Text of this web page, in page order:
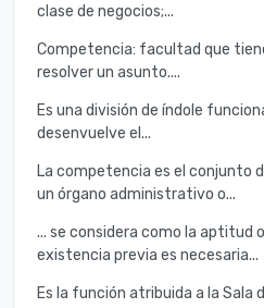
clase de negocios;...
Competencia: facultad que
resolver un asunto....
Es una división de índole
desenvuelve el...
La competencia es el conjunto
un órgano administrativo o...
... se considera como la aptitud
existencia previa es necesaria...
Es la función atribuida a la Sala